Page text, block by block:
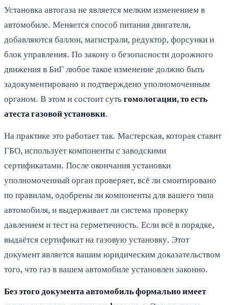
Установка автогаза не является мелким изменением в
автомобиле. Меняется способ питания двигателя,
добавляются баллон, магистрали, редуктор, форсунки и
блок управления. По закону о безопасности дорожного
движения в БиГ любое такое изменение должно быть
задокументировано и подтверждено уполномоченным
органом. В этом и состоит сутьгомологации, то есть
атеста газовой установки.
На практике это работает так. Мастерская, которая ставит
ГБО, использует компоненты с заводскими
сертификатами. После окончания установки
уполномоченный орган проверяет, всё ли смонтировано
по правилам, одобрены ли компоненты для вашего типа
автомобиля, и выдерживает ли система проверку
давлением и тест на герметичность. Если всё в порядке,
выдаётся сертификат на газовую установку. Этот
документ является вашим юридическим доказательством
того, что газ в вашем автомобиле установлен законно.
Без этого документа автомобиль формально имеет